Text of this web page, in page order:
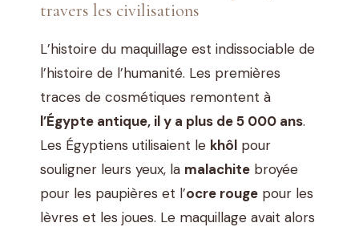
travers les civilisations
L’histoire du maquillage est indissociable de
l’histoire de l’humanité. Les premières
traces de cosmétiques remontent à
l’Égypte antique, il y a plus de 5 000 ans.
Les Égyptiens utilisaient le khôl pour
souligner leurs yeux, la malachite broyée
pour les paupières et l’ocre rouge pour les
lèvres et les joues. Le maquillage avait alors